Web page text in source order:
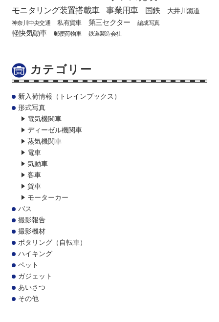
モニタリング装置搭載車 事業用車 国鉄 大井川鐵道
神奈川中央交通 私有貨車 第三セクター 編成写真
軽快気動車 郵便荷物車 鉄道製造会社
カテゴリー
新入荷情報（トレインブックス）
形式写真
電気機関車
ディーゼル機関車
蒸気機関車
電車
気動車
客車
貨車
モーターカー
バス
撮影報告
撮影機材
ポタリング（自転車）
ハイキング
ペット
ガジェット
あいさつ
その他